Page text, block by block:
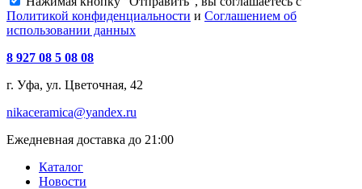
Политикой конфиденциальности и Соглашением об
использовании данных
8 927 08 5 08 08
г. Уфа, ул. Цветочная, 42
nikaceramica@yandex.ru
Ежедневная доставка до 21:00
Каталог
Новости